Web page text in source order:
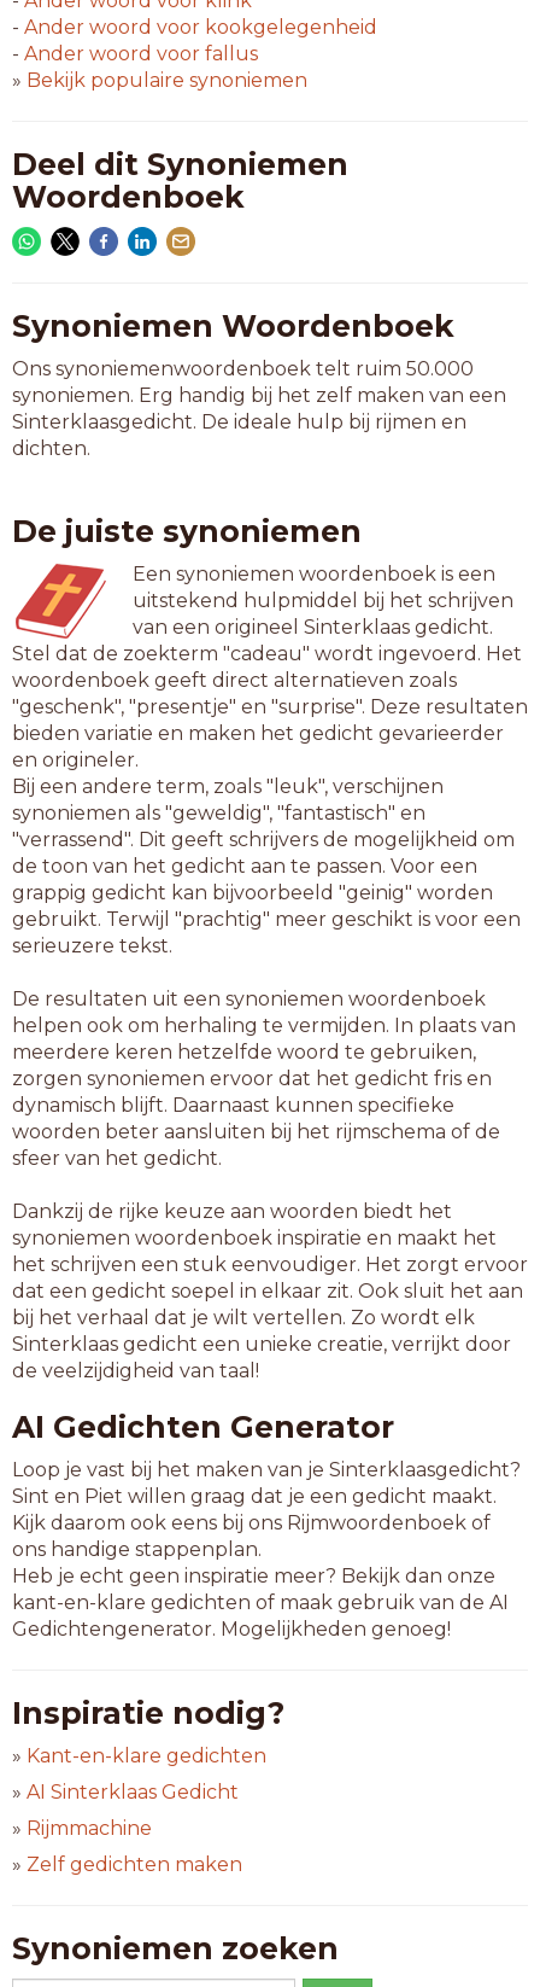
- Ander woord voor kookgelegenheid
- Ander woord voor fallus
» Bekijk populaire synoniemen
Deel dit Synoniemen
Woordenboek
Synoniemen Woordenboek
Ons synoniemenwoordenboek telt ruim 50.000
synoniemen. Erg handig bij het zelf maken van een
Sinterklaasgedicht. De ideale hulp bij rijmen en
dichten.
De juiste synoniemen
Een synoniemen woordenboek is een
uitstekend hulpmiddel bij het schrijven
van een origineel Sinterklaas gedicht.
Stel dat de zoekterm "cadeau" wordt ingevoerd. Het
woordenboek geeft direct alternatieven zoals
"geschenk", "presentje" en "surprise". Deze resultaten
bieden variatie en maken het gedicht gevarieerder
en origineler.
Bij een andere term, zoals "leuk", verschijnen
synoniemen als "geweldig", "fantastisch" en
"verrassend". Dit geeft schrijvers de mogelijkheid om
de toon van het gedicht aan te passen. Voor een
grappig gedicht kan bijvoorbeeld "geinig" worden
gebruikt. Terwijl "prachtig" meer geschikt is voor een
serieuzere tekst.
De resultaten uit een synoniemen woordenboek
helpen ook om herhaling te vermijden. In plaats van
meerdere keren hetzelfde woord te gebruiken,
zorgen synoniemen ervoor dat het gedicht fris en
dynamisch blijft. Daarnaast kunnen specifieke
woorden beter aansluiten bij het rijmschema of de
sfeer van het gedicht.
Dankzij de rijke keuze aan woorden biedt het
synoniemen woordenboek inspiratie en maakt het
het schrijven een stuk eenvoudiger. Het zorgt ervoor
dat een gedicht soepel in elkaar zit. Ook sluit het aan
bij het verhaal dat je wilt vertellen. Zo wordt elk
Sinterklaas gedicht een unieke creatie, verrijkt door
de veelzijdigheid van taal!
AI Gedichten Generator
Loop je vast bij het maken van je Sinterklaasgedicht?
Sint en Piet willen graag dat je een gedicht maakt.
Kijk daarom ook eens bij ons Rijmwoordenboek of
ons handige stappenplan.
Heb je echt geen inspiratie meer? Bekijk dan onze
kant-en-klare gedichten of maak gebruik van de AI
Gedichtengenerator. Mogelijkheden genoeg!
Inspiratie nodig?
» Kant-en-klare gedichten
» AI Sinterklaas Gedicht
» Rijmmachine
» Zelf gedichten maken
Synoniemen zoeken